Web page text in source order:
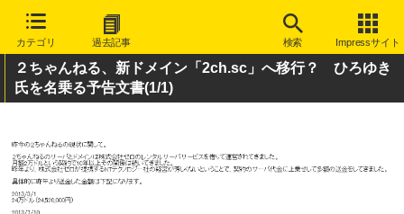
カテゴリ 過去記事 検索 Impressサイト
２ちゃんねる、新ドメイン「2ch.sc」へ移行？ ひろゆき
氏を名乗る予告文書(1/1)